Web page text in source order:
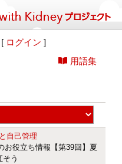
ログイン ]
用語集
自己管理
お役立ち情報【第39回】夏
う